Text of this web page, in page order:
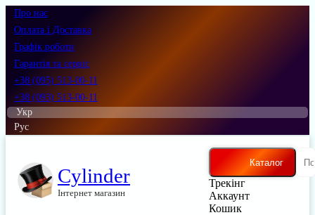
Про нас
Оплата і Доставка
Графік роботи
Гарантія та сервіс
+38 (095) 513-00-11
+38 (093) 513-00-11
Укр
Рус
Cylinder
Інтернет магазин
Каталог
Трекінг
Аккаунт
Кошик